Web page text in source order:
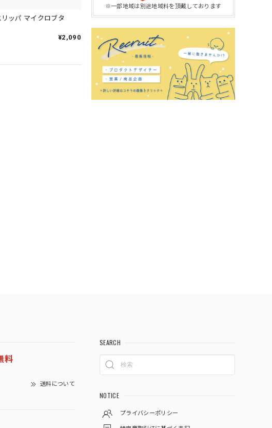
※一部地域は別途地域料を頂戴しております
ッパ マイクロブタ
¥2,090
料
送料について
SEARCH
NOTICE
プライバシーポリシー